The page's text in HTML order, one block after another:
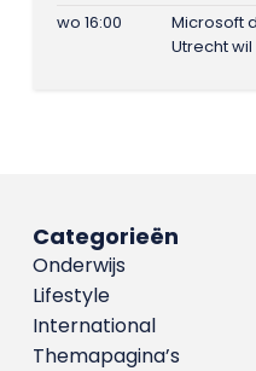
wo 16:00
Microsoft
Utrecht
Categorieën
Onderwijs
Lifestyle
International
Themapagina’s